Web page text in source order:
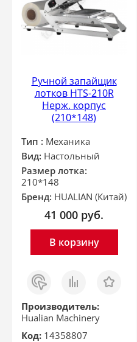
Ручной запайщик
лотков HTS-210R
Нерж. корпус
(210*148)
Тип : Механика
Вид: Настольный
Размер лотка:
210*148
Бренд: HUALIAN (Китай)
41 000 руб.
В корзину
Заказ
в 1
клик
Сравнить Отложить
Производитель:
Hualian Machinery
Код: 14358807